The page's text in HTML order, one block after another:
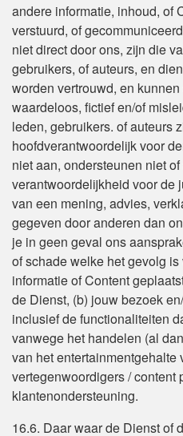
andere informatie, inhoud, of
verstuurd, of
niet direct door ons, zijn die
gebruikers, of auteurs, en
worden vertrouwd, en
waardeloos, fictief en/of
leden, gebruikers. of auteurs
hoofdverantwoordelijk voor
niet aan, ondersteunen niet
verantwoordelijkheid voor de
van een mening, advies,
gegeven door anderen dan
je in geen geval ons
of schade welke het gevolg
informatie of Content
de Dienst, (b) jouw bezoek
inclusief de functionaliteiten
vanwege het handelen (al
van het entertainmentgehalte
vertegenwoordigers / content
klantenondersteuning.
16.6. Daar waar de Dienst of